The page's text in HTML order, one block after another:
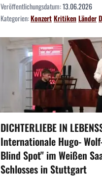
Veröffentlichungsdatum:13.06.2026
Kategorien:KonzertKritikenLänder
DICHTERLIEBE IN
Internationale Hugo-
Blind Spot" im Weißen
Schlosses in Stuttgart